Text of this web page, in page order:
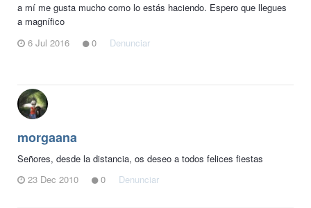
a mí me gusta mucho como lo estás haciendo. Espero que llegues
a magnífico
6 Jul 2016
0 Denunciar
morgaana
Señores, desde la distancia, os deseo a todos felices fiestas
23 Dec 2010
0 Denunciar